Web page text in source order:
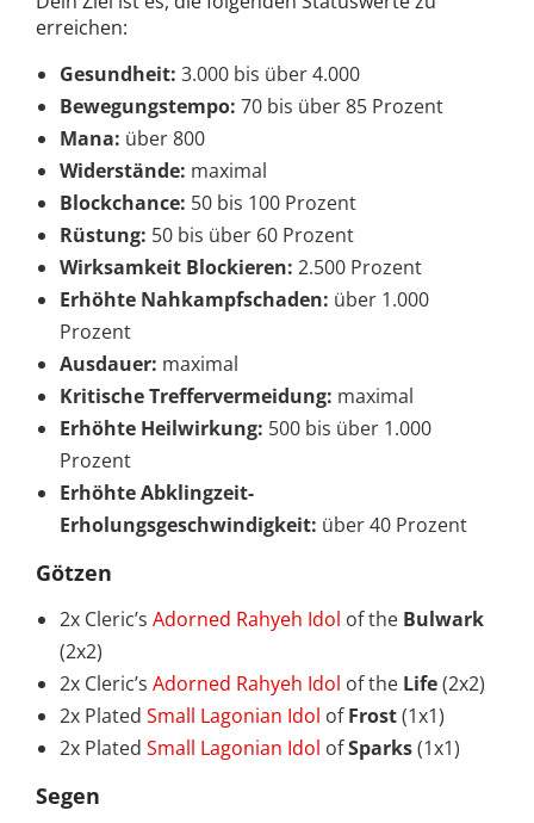
erreichen:
Gesundheit: 3.000 bis über 4.000
Bewegungstempo: 70 bis über 85 Prozent
Mana: über 800
Widerstände: maximal
Blockchance: 50 bis 100 Prozent
Rüstung: 50 bis über 60 Prozent
Wirksamkeit Blockieren: 2.500 Prozent
Erhöhte Nahkampfschaden: über 1.000
Prozent
Ausdauer: maximal
Kritische Treffervermeidung: maximal
Erhöhte Heilwirkung: 500 bis über 1.000
Prozent
Erhöhte Abklingzeit-
Erholungsgeschwindigkeit: über 40 Prozent
Götzen
2x Cleric’s Adorned Rahyeh Idol of the Bulwark
(2x2)
2x Cleric’s Adorned Rahyeh Idol of the Life(2x2)
2x Plated Small Lagonian Idol ofFrost(1x1)
2x Plated Small Lagonian Idol ofSparks(1x1)
Segen